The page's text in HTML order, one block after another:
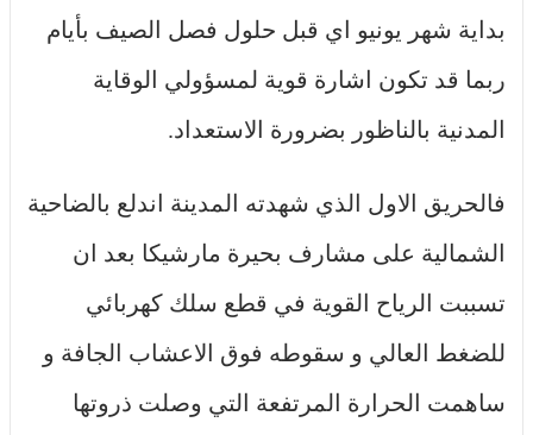
بداية شهر يونيو اي قبل حلول فصل الصيف بأيام
ربما قد تكون اشارة قوية لمسؤولي الوقاية
المدنية بالناظور بضرورة الاستعداد.
فالحريق الاول الذي شهدته المدينة اندلع بالضاحية
الشمالية على مشارف بحيرة مارشيكا بعد ان
تسببت الرياح القوية في قطع سلك كهربائي
للضغط العالي و سقوطه فوق الاعشاب الجافة و
ساهمت الحرارة المرتفعة التي وصلت ذروتها